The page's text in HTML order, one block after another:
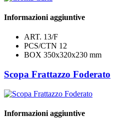
Informazioni aggiuntive
ART. 13/F
PCS/CTN 12
BOX 350x320x230 mm
Scopa Frattazzo Foderato
Informazioni aggiuntive